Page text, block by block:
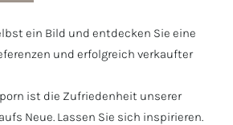
ein Bild und entdecken Sie eine
und erfolgreich verkaufter
ist die Zufriedenheit unserer
Neue. Lassen Sie sich inspirieren.